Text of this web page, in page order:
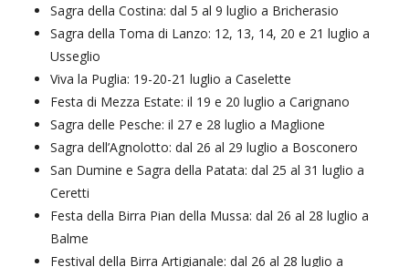
Sagra della Costina: dal 5 al 9 luglio a Bricherasio
Sagra della Toma di Lanzo: 12, 13, 14, 20 e 21 luglio a
Usseglio
Viva la Puglia: 19-20-21 luglio a Caselette
Festa di Mezza Estate: il 19 e 20 luglio a Carignano
Sagra delle Pesche: il 27 e 28 luglio a Maglione
Sagra dell’Agnolotto: dal 26 al 29 luglio a Bosconero
San Dumine e Sagra della Patata: dal 25 al 31 luglio a
Ceretti
Festa della Birra Pian della Mussa: dal 26 al 28 luglio a
Balme
Festival della Birra Artigianale: dal 26 al 28 luglio a